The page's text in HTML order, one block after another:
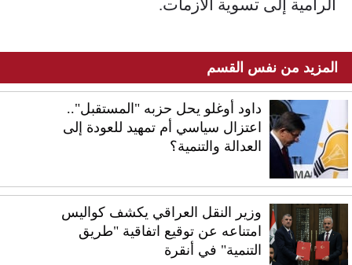
الرامية إلى تسوية الأزمات.
المزيد من نفس القسم
داود أوغلو يحل حزبه "المستقبل"..
اعتزال سياسي أم تمهيد للعودة إلى
العدالة والتنمية؟
وزير النقل العراقي يكشف كواليس
امتناعه عن توقيع اتفاقية "طريق
التنمية" في أنقرة